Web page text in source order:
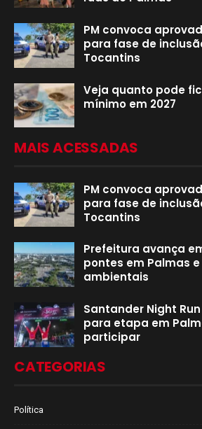
PM convoca
para fase de
Tocantins
Veja quanto pode
mínimo em 2027
MAIS ACESSADAS
PM convoca
para fase de
Tocantins
Prefeitura avança
pontes em Palmas
ambientais
Santander Night
para etapa em
participar
CATEGORIAS
Política